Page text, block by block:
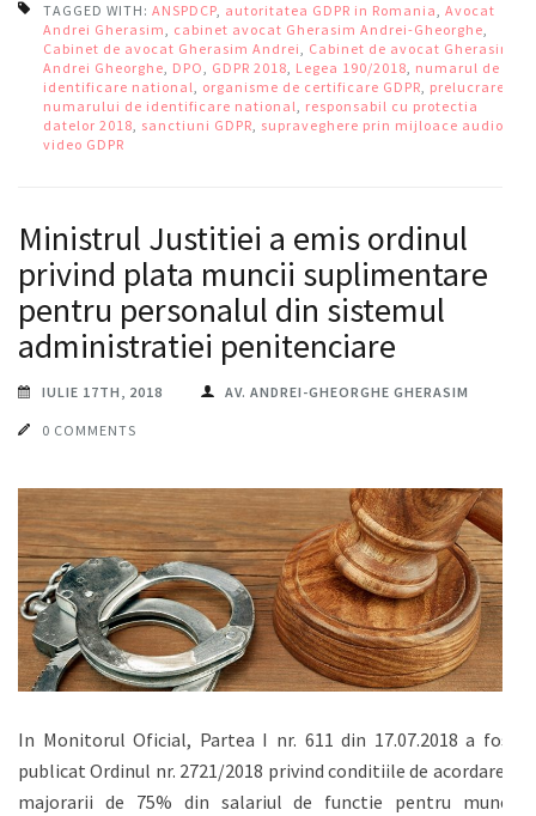
TAGGED WITH: ANSPDCP, autoritatea GDPR in Romania, Avocat
Andrei Gherasim, cabinet avocat Gherasim Andrei-Gheorghe,
Cabinet de avocat Gherasim Andrei, Cabinet de avocat Gherasim
Andrei Gheorghe, DPO, GDPR 2018, Legea 190/2018, numarul de
identificare national, organisme de certificare GDPR, prelucrarea
numarului de identificare national, responsabil cu protectia
datelor 2018, sanctiuni GDPR, supraveghere prin mijloace audio-
video GDPR
Ministrul Justitiei a emis ordinul
privind plata muncii suplimentare
pentru personalul din sistemul
administratiei penitenciare
IULIE 17TH, 2018 AV. ANDREI-GHEORGHE GHERASIM
0 COMMENTS
In Monitorul Oficial, Partea I nr. 611 din 17.07.2018 a fost
publicat Ordinul nr. 2721/2018 privind conditiile de acordare a
majorarii de 75% din salariul de functie pentru munca